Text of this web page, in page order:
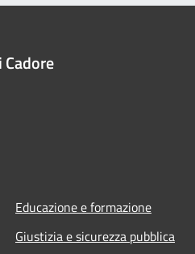
Educazione e formazione
Giustizia e sicurezza pubblica